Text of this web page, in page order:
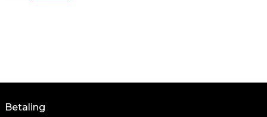
Betaling